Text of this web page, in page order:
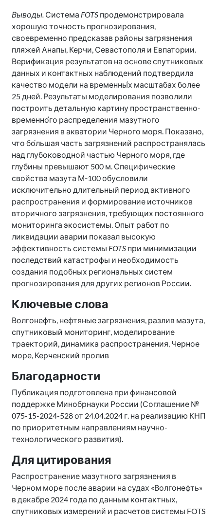
Выводы. Система FOTS продемонстрировала
хорошую точность прогнозирования,
своевременно предсказав районы загрязнения
пляжей Анапы, Керчи, Севастополя и Евпатории.
Верификация результатов на основе спутниковых
данных и контактных наблюдений подтвердила
качество модели на временны́х масштабах более
25 дней. Результаты моделирования позволили
построить детальную картину пространственно-
временно́го распределения мазутного
загрязнения в акватории Черного моря. Показано,
что бо́льшая часть загрязнений распространялась
над глубоководной частью Черного моря, где
глубины превышают 500 м. Специфические
свойства мазута М‑100 обусловили
исключительно длительный период активного
распространения и формирование источников
вторичного загрязнения, требующих постоянного
мониторинга экосистемы. Опыт работ по
ликвидации аварии показал высокую
эффективность системы FOTS при минимизации
последствий катастрофы и необходимость
создания подобных региональных систем
прогнозирования для других регионов России.
Ключевые слова
Волгонефть, нефтяные загрязнения, разлив мазута,
спутниковый мониторинг, моделирование
траекторий, динамика распространения, Черное
море, Керченский пролив
Благодарности
Публикация подготовлена при финансовой
поддержке Минобрнауки России (Соглашение №
075-15-2024-528 от 24.04.2024 г. на реализацию КНП
по приоритетным направлениям научно-
технологического развития).
Для цитирования
Распространение мазутного загрязнения в
Черном море после аварии на судах «Волгонефть»
в декабре 2024 года по данным контактных,
спутниковых измерений и расчетов системы FOTS